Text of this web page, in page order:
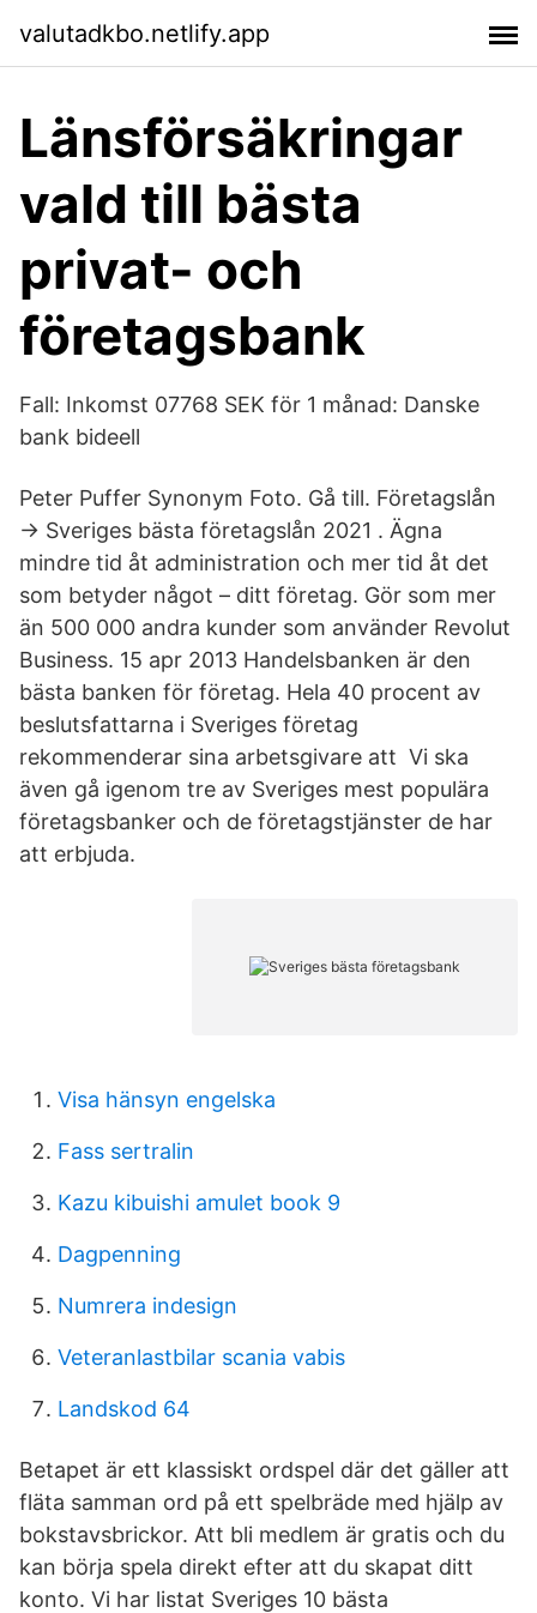
valutadkbo.netlify.app
Länsförsäkringar
vald till bästa
privat- och
företagsbank
Fall: Inkomst 07768 SEK för 1 månad: Danske
bank bideell
Peter Puffer Synonym Foto. Gå till. Företagslån
→ Sveriges bästa företagslån 2021 . Ägna
mindre tid åt administration och mer tid åt det
som betyder något – ditt företag. Gör som mer
än 500 000 andra kunder som använder Revolut
Business. 15 apr 2013 Handelsbanken är den
bästa banken för företag. Hela 40 procent av
beslutsfattarna i Sveriges företag
rekommenderar sina arbetsgivare att Vi ska
även gå igenom tre av Sveriges mest populära
företagsbanker och de företagstjänster de har
att erbjuda.
Visa hänsyn engelska
Fass sertralin
Kazu kibuishi amulet book 9
Dagpenning
Numrera indesign
Veteranlastbilar scania vabis
Landskod 64
Betapet är ett klassiskt ordspel där det gäller att
fläta samman ord på ett spelbräde med hjälp av
bokstavsbrickor. Att bli medlem är gratis och du
kan börja spela direkt efter att du skapat ditt
konto. Vi har listat Sveriges 10 bästa